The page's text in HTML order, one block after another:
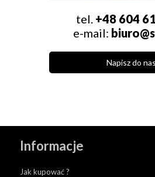
tel. +48 604
e-mail:
Napisz do nas
Informacje
Jak kupować ?